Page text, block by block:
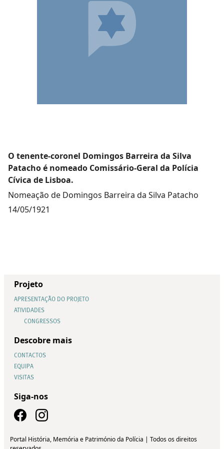
O tenente-coronel Domingos Barreira da Silva
Patacho é nomeado Comissário-Geral da Polícia
Cívica de Lisboa.
Nomeação de Domingos Barreira da Silva Patacho
14/05/1921
Projeto
APRESENTAÇÃO DO PROJETO
ATIVIDADES
CONGRESSOS
Descobre mais
CONTACTOS
EQUIPA
VISITAS
Siga-nos
Portal História, Memória e Património da Polícia | Todos os direitos